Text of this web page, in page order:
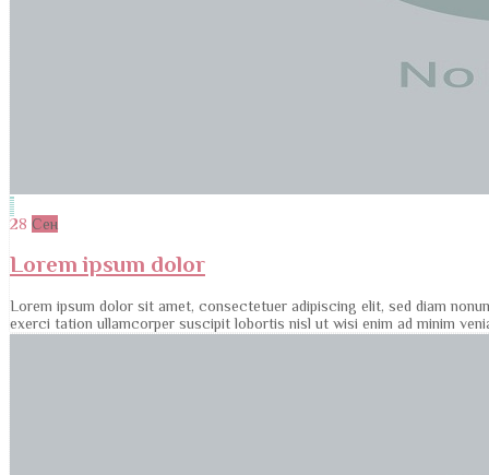
28 Сен
Lorem ipsum dolor
Lorem ipsum dolor sit amet, consectetuer adipiscing elit, sed diam
exerci tation ullamcorper suscipit lobortis nisl ut wisi enim ad minim